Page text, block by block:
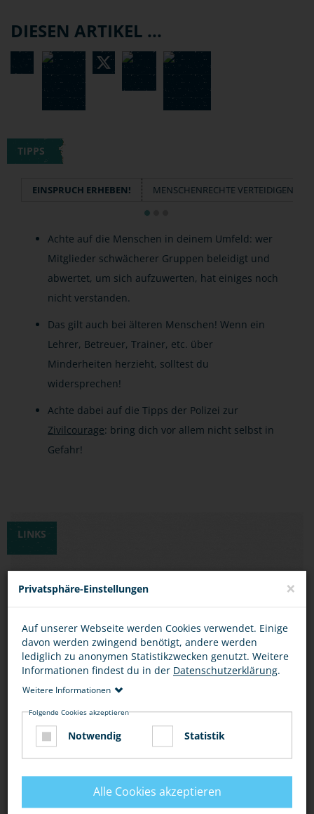
DIESEN ARTIKEL ...
TIPPS
EINSPRUCH ERHEBEN! MENSCHENRECHTE VERTEIDIGEN!
Achte auf die Menschen in deinem Umfeld: wer
Mitglieder schwächerer Gruppen beleidigt und
abwertet, um sich aufzuwerten, hat einiges noch
nicht verstanden.
Das gilt auch bei älteren Menschen! Wenn ein
Lehrer, Betreuer, Trainer, etc. über
Minderheiten herzieht, solltest du
widersprechen!
Achte dabei auf die Tipps der Polizei zur
Zivilcourage: bring dich vor allem nicht selbst in
Gefahr!
LINKS
AKTION TU WAS. EINE AKTION DER POLIZEI,
DU DIR UND ANDEREN HELFEN KANNST,
OHNE DICH SELBST ZU GEFÄHRDEN.
SCHULE OHNE RASSISMUS – SCHULE MIT
COURAGE. EINE BUNDESWEITE AKTION VON
SCHULEN, DIE SICH GEGEN RASSISMUS UND
AUSGRENZUNG WEHREN UND DAMIT
UMFELD FÖRDERN WOLLEN.
Privatsphäre-Einstellungen ×
Auf unserer Webseite werden Cookies verwendet. Einige
davon werden zwingend benötigt, andere werden
lediglich zu anonymen Statistikzwecken genutzt. Weitere
Informationen findest du in der Datenschutzerklärung.
Weitere Informationen
Folgende Cookies akzeptieren
Notwendig Statistik
Alle Cookies akzeptieren